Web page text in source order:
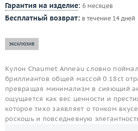
Гарантия на изделие: 6 месяцев
Бесплатный возврат: в течение 14 дней
эксклюзив
Кулон Chaumet Anneau словно
бриллиантов общей массой 0.18ct
превращая минимализм в сияющий
ощущается как вес ценности и
которое тихо заявляет о тонком
роскошь и повседневную